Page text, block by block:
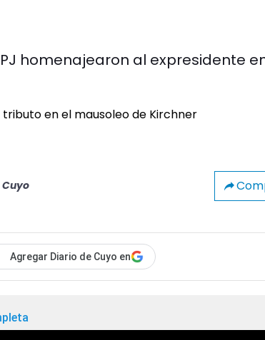
homenajearon al expresidente
Agregar Diario de Cuyo en